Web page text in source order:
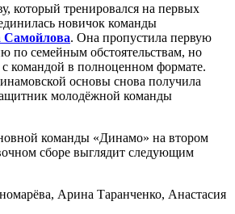
который тренировался на первых
новичок команды
Самойлова. Она пропустила первую
по семейным обстоятельствам, но
с командой в полноценном формате.
основы снова получила
молодёжной команды
команды «Динамо» на втором
сборе выглядит следующим
Арина Таранченко, Анастасия